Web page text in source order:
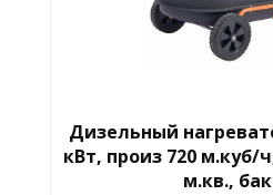
Дизельный
кВт, произ 720 м.куб/
м.кв.,